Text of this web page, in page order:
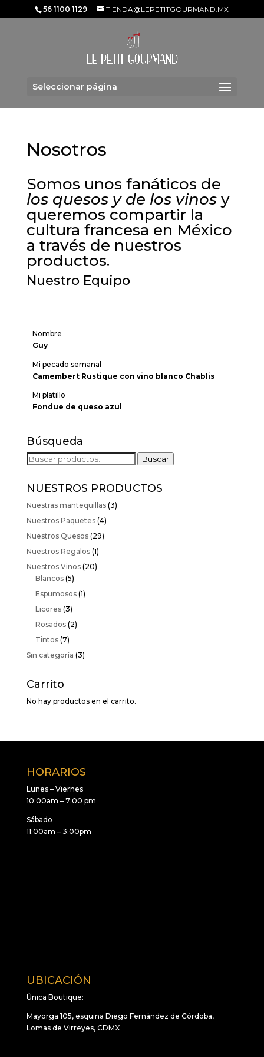
56 1100 1129 TIENDA@LEPETITGOURMAND.MX
Seleccionar página
Nosotros
Somos unos fanáticos de
los quesos y de los vinosy
queremos compartir la
cultura francesa en México
a través de nuestros
productos.
Nuestro Equipo
Nombre
Guy
Mi pecado semanal
Camembert Rustique con vino blanco Chablis
Mi platillo
Fondue de queso azul
Búsqueda
Buscar
Buscar
NUESTROS PRODUCTOS
Nuestras mantequillas (3)
Nuestros Paquetes (4)
Nuestros Quesos (29)
Nuestros Regalos (1)
Nuestros Vinos (20)
Blancos (5)
Espumosos (1)
Licores (3)
Rosados (2)
Tintos (7)
Sin categoría (3)
Carrito
No hay productos en el carrito.
HORARIOS
Lunes – Viernes
10:00am – 7:00 pm
Sábado
11:00am – 3:00pm
UBICACIÓN
Única Boutique:
Mayorga 105, esquina Diego Fernández de Córdoba,
Lomas de Virreyes, CDMX